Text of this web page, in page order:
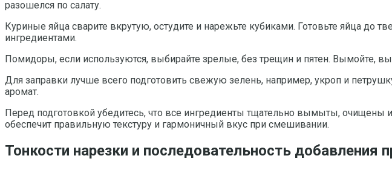
разошелся по салату.
Куриные яйца сварите вкрутую, остудите и нарежьте кубиками. Готовьте яйца до
ингредиентами.
Помидоры, если используются, выбирайте зрелые, без трещин и пятен. Вымойте,
Для заправки лучше всего подготовить свежую зелень, например, укроп и
аромат.
Перед подготовкой убедитесь, что все ингредиенты тщательно вымыты,
обеспечит правильную текстуру и гармоничный вкус при смешивании.
Тонкости нарезки и последовательность добавления